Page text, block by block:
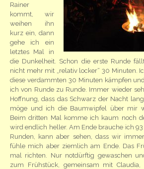
Rainer
kommt, wir
weihen ihn
kurz ein, dann
gehe ich ein
letztes Mal in
die Dunkelheit. Schon die erste Runde
nicht mehr mit „relativ locker“ 30 Minuten.
diese verdammten 30 Minuten kämpfen
ich von Runde zu Runde. Immer wieder
Hoffnung, dass das Schwarz der Nacht
möge und ich die Baumwipfel über mir
Beim dritten Mal komme ich kaum noch
wird endlich heller. Am Ende brauche ich
Runden, kann aber sehen, dass wir
fühle mich aber ziemlich am Ende. Das
mal richten. Nur notdürftig gewaschen
zum Frühstück, gemeinsam mit